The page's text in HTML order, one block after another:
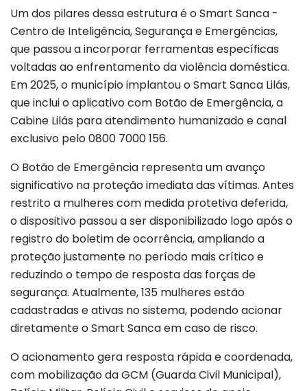
Um dos pilares dessa estrutura é o Smart Sanca -
Centro de Inteligência, Segurança e Emergências,
que passou a incorporar ferramentas específicas
voltadas ao enfrentamento da violência doméstica.
Em 2025, o município implantou o Smart Sanca Lilás,
que inclui o aplicativo com Botão de Emergência, a
Cabine Lilás para atendimento humanizado e canal
exclusivo pelo 0800 7000 156.
O Botão de Emergência representa um avanço
significativo na proteção imediata das vítimas. Antes
restrito a mulheres com medida protetiva deferida,
o dispositivo passou a ser disponibilizado logo após o
registro do boletim de ocorrência, ampliando a
proteção justamente no período mais crítico e
reduzindo o tempo de resposta das forças de
segurança. Atualmente, 135 mulheres estão
cadastradas e ativas no sistema, podendo acionar
diretamente o Smart Sanca em caso de risco.
O acionamento gera resposta rápida e coordenada,
com mobilização da GCM (Guarda Civil Municipal),